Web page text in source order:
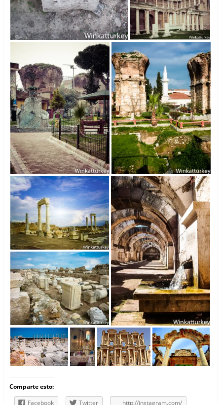
Comparte esto:
Facebook
Twitter http://instagram.com/